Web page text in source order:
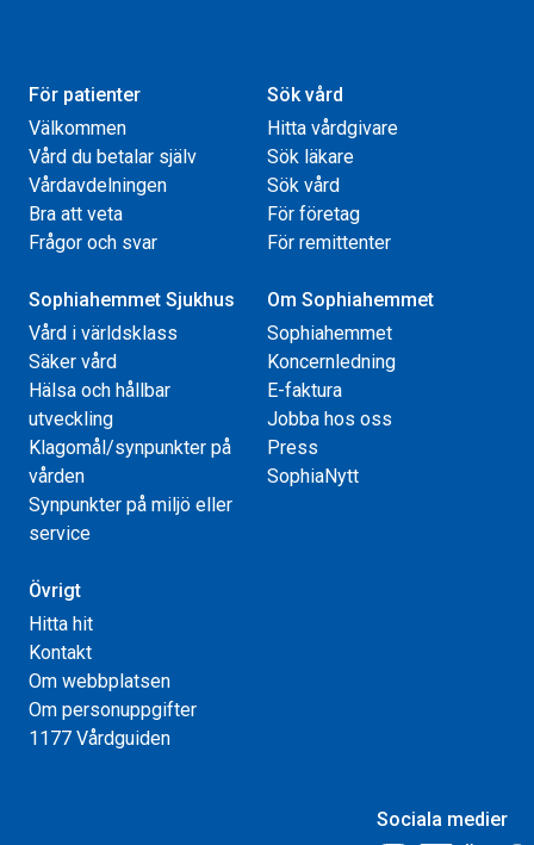
För patienter
Välkommen
Vård du betalar själv
Vårdavdelningen
Bra att veta
Frågor och svar
Sök vård
Hitta vårdgivare
Sök läkare
Sök vård
För företag
För remittenter
Sophiahemmet Sjukhus
Vård i världsklass
Säker vård
Hälsa och hållbar
utveckling
Klagomål/synpunkter på
vården
Synpunkter på miljö eller
service
Om Sophiahemmet
Sophiahemmet
Koncernledning
E-faktura
Jobba hos oss
Press
SophiaNytt
Övrigt
Hitta hit
Kontakt
Om webbplatsen
Om personuppgifter
1177 Vårdguiden
Sociala medier